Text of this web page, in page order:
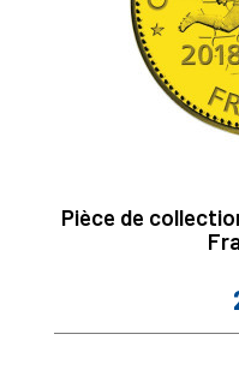
Pièce de